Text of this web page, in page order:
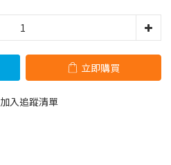
立即購買
加入追蹤清單